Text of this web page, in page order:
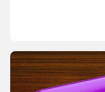
ادامه مطلب